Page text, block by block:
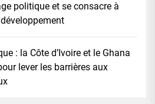
politique et se consacre à
: la Côte d’Ivoire et le Ghana
lever les barrières aux